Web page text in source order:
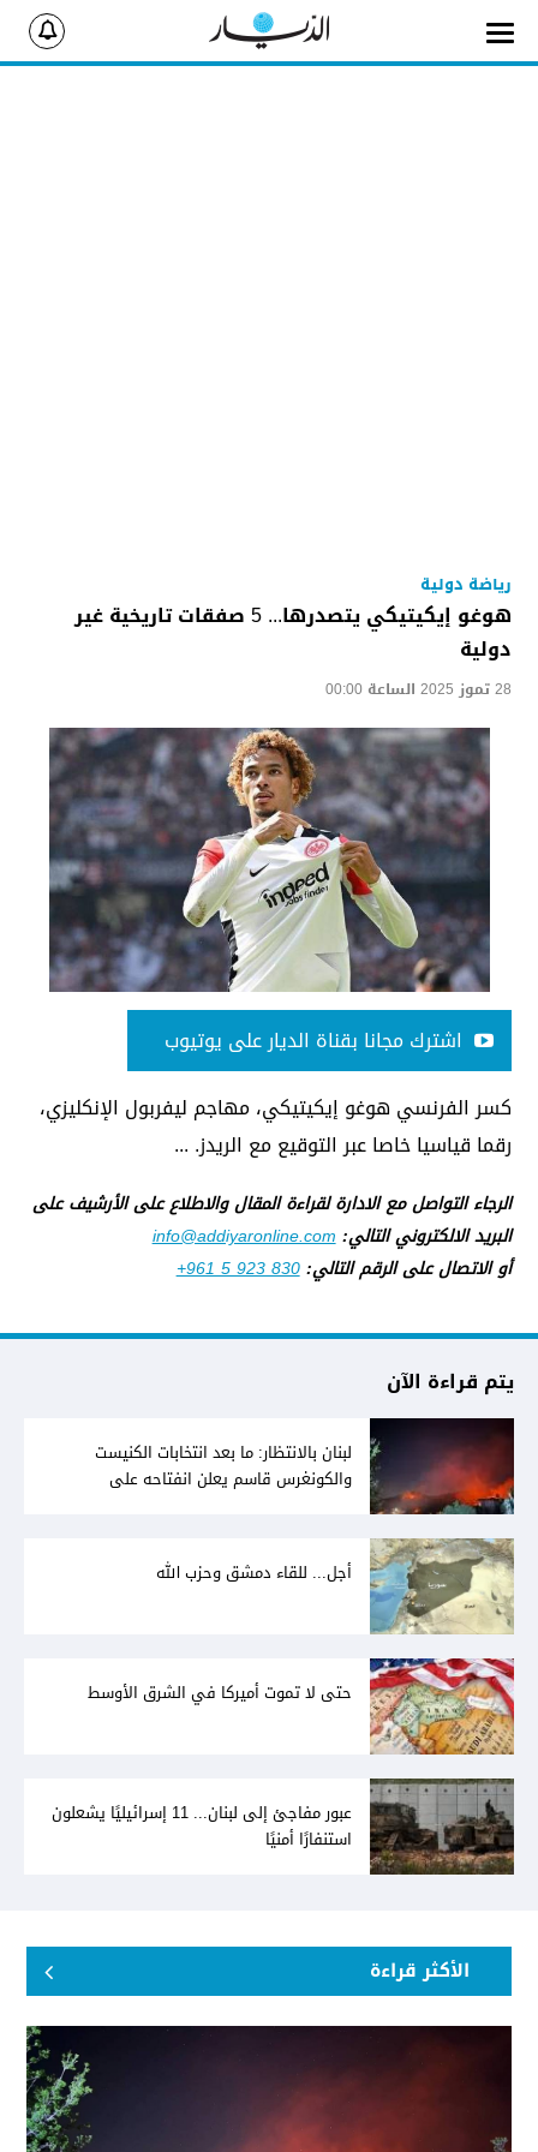
رياضة دولية
هوغو إيكيتيكي يتصدرها... 5 صفقات تاريخية غير
دولية
28 تموز 2025 الساعة 00:00
اشترك مجانا بقناة الديار على يوتيوب
كسر الفرنسي هوغو إيكيتيكي، مهاجم ليفربول الإنكليزي،
رقما قياسيا خاصا عبر التوقيع مع الريدز. ...
الرجاء التواصل مع الادارة لقراءة المقال والاطلاع على الأرشيف على
البريد الالكتروني التالي:info@addiyaronline.com
أو الاتصال على الرقم التالي:+961 5 923 830
يتم قراءة الآن
لبنان بالانتظار: ما بعد انتخابات الكنيست
والكونغرس قاسم يعلن انفتاحه على
أجل... للقاء دمشق وحزب الله
حتى لا تموت أميركا في الشرق الأوسط
عبور مفاجئ إلى لبنان... 11 إسرائيليًا يشعلون
استنفارًا أمنيًا
الأكثر قراءة